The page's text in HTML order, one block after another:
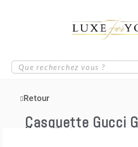
Retour
Casquette Gucci
Marque Gucci